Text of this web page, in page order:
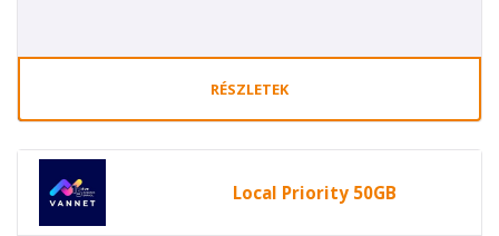
RÉSZLETEK
Local Priority 50GB